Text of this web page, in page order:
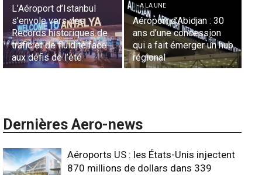
- A LA UNE
Sécurité des frontières
aériennes en Afrique :
L’appel urgent à
l’harmonisation globale
Représentation d’Air
France en Tunisie et
Lionel Rault aux
commandes de la région
ANSCO
Dernières Aero-news
Aéroports US : les États-Unis injectent
870 millions de dollars dans 339